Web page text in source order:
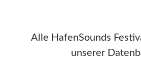
Alle HafenSounds
unserer